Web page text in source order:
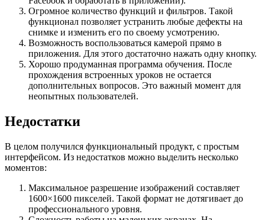
Огромное количество функций и фильтров. Такой
функционал позволяет устранить любые дефекты на
снимке и изменить его по своему усмотрению.
Возможность воспользоваться камерой прямо в
приложения. Для этого достаточно нажать одну кнопку.
Хорошо продуманная программа обучения. После
прохождения встроенных уроков не остается
дополнительных вопросов. Это важный момент для
неопытных пользователей.
Недостатки
В целом получился функциональный продукт, с простым
интерфейсом. Из недостатков можно выделить несколько
моментов:
Максимальное разрешение изображений составляет
1600×1600 пикселей. Такой формат не дотягивает до
профессионального уровня.